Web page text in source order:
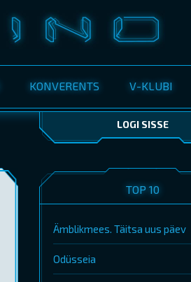
KONVERENTS V-KLUBI
LOGI SISSE
TOP 10
Ämblikmees. Täitsa uus päev
Odüsseia